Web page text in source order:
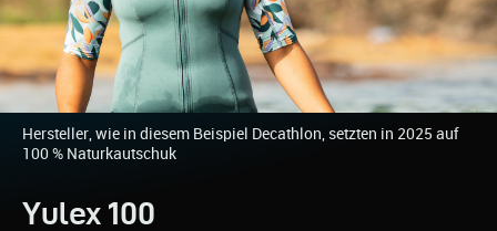
Hersteller, wie in diesem Beispiel Decathlon, setzten in 2025 auf
100 % Naturkautschuk
Yulex 100